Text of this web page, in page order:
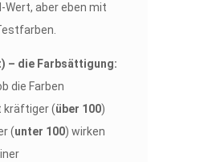
Wert, aber eben mit
– die Farbsättigung:
die Farben
kräftiger (über 100)
(unter 100) wirken